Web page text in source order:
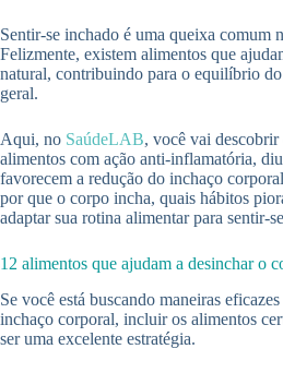
Sentir-se inchado é uma queixa comum
Felizmente, existem alimentos que
natural, contribuindo para o equilíbrio
geral.
Aqui, no SaúdeLAB, você vai
alimentos com ação anti-inflamatória,
favorecem a redução do inchaço
por que o corpo incha, quais hábitos
adaptar sua rotina alimentar para sentir-
12 alimentos que ajudam a desinchar o
Se você está buscando maneiras
inchaço corporal, incluir os alimentos
ser uma excelente estratégia.